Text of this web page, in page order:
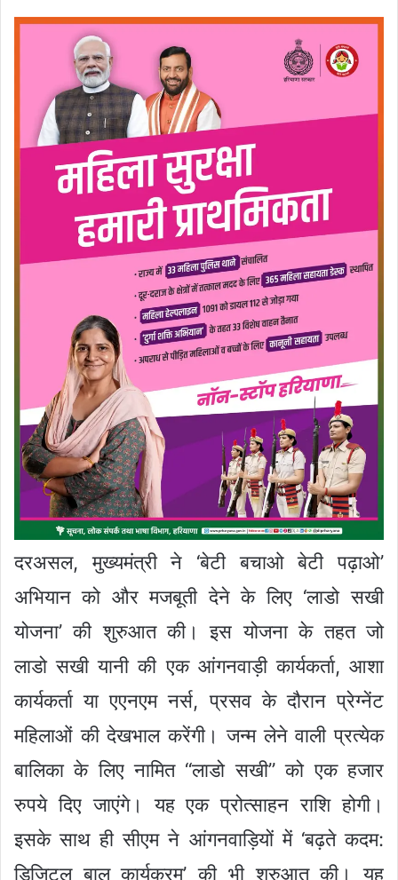
दरअसल, मुख्यमंत्री ने ‘बेटी बचाओ बेटी पढ़ाओ’
अभियान को और मजबूती देने के लिए ‘लाडो सखी
योजना’ की शुरुआत की। इस योजना के तहत जो
लाडो सखी यानी की एक आंगनवाड़ी कार्यकर्ता, आशा
कार्यकर्ता या एएनएम नर्स, प्रसव के दौरान प्रेग्नेंट
महिलाओं की देखभाल करेंगी। जन्म लेने वाली प्रत्येक
बालिका के लिए नामित “लाडो सखी” को एक हजार
रुपये दिए जाएंगे। यह एक प्रोत्साहन राशि होगी।
इसके साथ ही सीएम ने आंगनवाड़ियों में ‘बढ़ते कदम:
डिजिटल बाल कार्यक्रम’ की भी शुरुआत की। यह